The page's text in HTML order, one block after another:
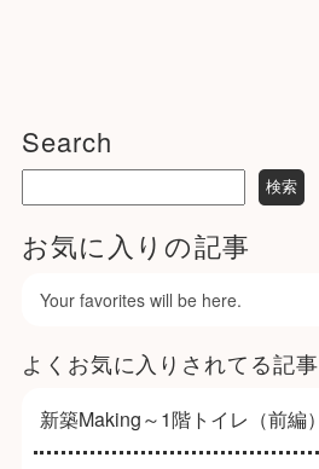
Search
お気に入りの記事
Your favorites will be here.
よくお気に入りされてる記事
新築Making～1階トイレ（前編）